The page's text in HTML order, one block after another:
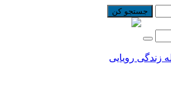
جستجو کن
زندگی رویایی